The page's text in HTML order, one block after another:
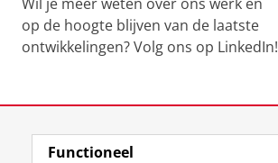
op de hoogte blijven van de laatste
ontwikkelingen? Volg ons op LinkedIn!
View this page in:
Functioneel